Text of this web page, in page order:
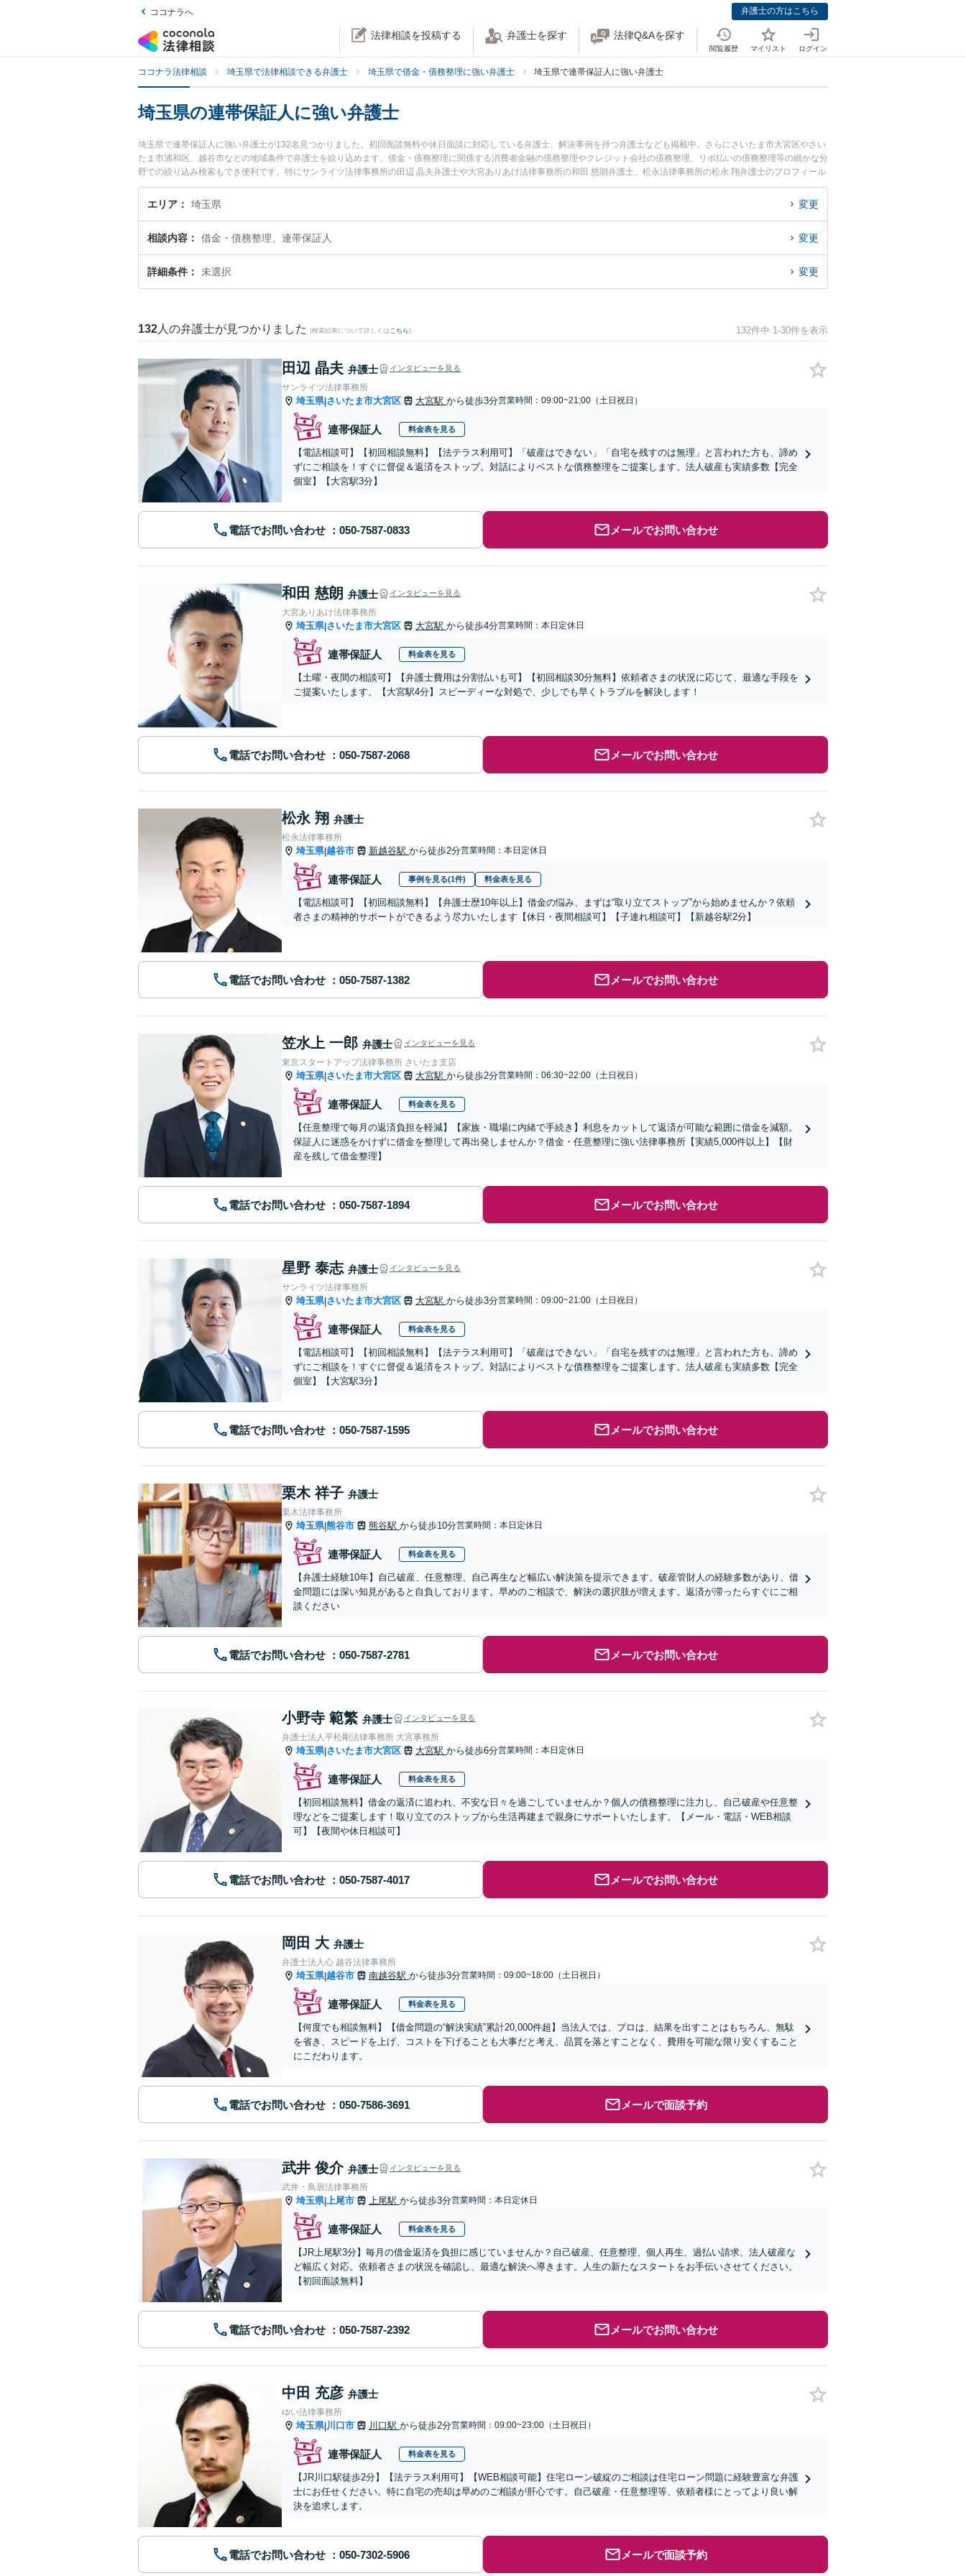
ココナラへ 弁護士の方はこちら
法律相談を投稿する 弁護士を探す 法律Q&Aを探す
閲覧履歴 マイリスト ログイン
ココナラ法律相談 埼玉県で法律相談できる弁護士 埼玉県で借金・債務整理に強い弁護士 埼玉県で連帯保証人に強い弁護士
埼玉県の連帯保証人に強い弁護士
埼玉県で連帯保証人に強い弁護士が132名見つかりました。初回面談無料や休日面談に対応している弁護士、解決事例を持つ弁護士なども掲載中。さらにさいたま市大宮区やさい
たま市浦和区、越谷市などの地域条件で弁護士を絞り込めます。借金・債務整理に関係する消費者金融の債務整理やクレジット会社の債務整理、リボ払いの債務整理等の細かな分
野での絞り込み検索もでき便利です。特にサンライツ法律事務所の田辺 晶夫弁護士や大宮ありあけ法律事務所の和田 慈朗弁護士、松永法律事務所の松永 翔弁護士のプロフィール
情報や弁護士費用、強みなどが注目されています。『埼玉県で土日や夜間に発生した連帯保証人のトラブルを今すぐに弁護士に相談したい』『連帯保証人のトラブル解決の実績豊
富な近くの弁護士を検索したい』『初回相談無料で連帯保証人を法律相談できる埼玉県内の弁護士に相談予約したい』などでお困りの相談者さんにおすすめです。
エリア 埼玉県 変更
相談内容 借金・債務整理、連帯保証人 変更
詳細条件 未選択 変更
132 人の弁護士が見つかりました (検索結果について詳しくは こちら) 132件中 1-30件を表示
田辺 晶夫 弁護士 インタビューを見る
サンライツ法律事務所
埼玉県|さいたま市大宮区 大宮駅 から徒歩3分営業時間：09:00~21:00（土日祝日）
連帯保証人 料金表を見る
【電話相談可】【初回相談無料】【法テラス利用可】「破産はできない」「自宅を残すのは無理」と言われた方も、諦め
ずにご相談を！すぐに督促＆返済をストップ。対話によりベストな債務整理をご提案します。法人破産も実績多数【完全
個室】【大宮駅3分】
電話でお問い合わせ メールでお問い合わせ
和田 慈朗 弁護士 インタビューを見る
大宮ありあけ法律事務所
埼玉県|さいたま市大宮区 大宮駅 から徒歩4分営業時間：本日定休日
連帯保証人 料金表を見る
【土曜・夜間の相談可】【弁護士費用は分割払いも可】【初回相談30分無料】依頼者さまの状況に応じて、最適な手段を
ご提案いたします。【大宮駅4分】スピーディーな対処で、少しでも早くトラブルを解決します！
電話でお問い合わせ メールでお問い合わせ
松永 翔 弁護士
松永法律事務所
埼玉県|越谷市 新越谷駅 から徒歩2分営業時間：本日定休日
連帯保証人 事例を見る(1件) 料金表を見る
【電話相談可】【初回相談無料】【弁護士歴10年以上】借金の悩み、まずは“取り立てストップ”から始めませんか？依頼
者さまの精神的サポートができるよう尽力いたします【休日・夜間相談可】【子連れ相談可】【新越谷駅2分】
電話でお問い合わせ メールでお問い合わせ
笠水上 一郎 弁護士 インタビューを見る
東京スタートアップ法律事務所 さいたま支店
埼玉県|さいたま市大宮区 大宮駅 から徒歩2分営業時間：06:30~22:00（土日祝日）
連帯保証人 料金表を見る
【任意整理で毎月の返済負担を軽減】【家族・職場に内緒で手続き】利息をカットして返済が可能な範囲に借金を減額。
保証人に迷惑をかけずに借金を整理して再出発しませんか？借金・任意整理に強い法律事務所【実績5,000件以上】【財
産を残して借金整理】
電話でお問い合わせ メールでお問い合わせ
星野 泰志 弁護士 インタビューを見る
サンライツ法律事務所
埼玉県|さいたま市大宮区 大宮駅 から徒歩3分営業時間：09:00~21:00（土日祝日）
連帯保証人 料金表を見る
【電話相談可】【初回相談無料】【法テラス利用可】「破産はできない」「自宅を残すのは無理」と言われた方も、諦め
ずにご相談を！すぐに督促＆返済をストップ。対話によりベストな債務整理をご提案します。法人破産も実績多数【完全
個室】【大宮駅3分】
電話でお問い合わせ メールでお問い合わせ
栗木 祥子 弁護士
栗木法律事務所
埼玉県|熊谷市 熊谷駅 から徒歩10分営業時間：本日定休日
連帯保証人 料金表を見る
【弁護士経験10年】自己破産、任意整理、自己再生など幅広い解決策を提示できます。破産管財人の経験多数があり、借
金問題には深い知見があると自負しております。早めのご相談で、解決の選択肢が増えます。返済が滞ったらすぐにご相
談ください
電話でお問い合わせ メールでお問い合わせ
小野寺 範繁 弁護士 インタビューを見る
弁護士法人平松剛法律事務所 大宮事務所
埼玉県|さいたま市大宮区 大宮駅 から徒歩6分営業時間：本日定休日
連帯保証人 料金表を見る
【初回相談無料】借金の返済に追われ、不安な日々を過ごしていませんか？個人の債務整理に注力し、自己破産や任意整
理などをご提案します！取り立てのストップから生活再建まで親身にサポートいたします。【メール・電話・WEB相談
可】【夜間や休日相談可】
電話でお問い合わせ メールでお問い合わせ
岡田 大 弁護士
弁護士法人心 越谷法律事務所
埼玉県|越谷市 南越谷駅 から徒歩3分営業時間：09:00~18:00（土日祝日）
連帯保証人 料金表を見る
【何度でも相談無料】【借金問題の“解決実績”累計20,000件超】当法人では、プロは、結果を出すことはもちろん、無駄
を省き、スピードを上げ、コストを下げることも大事だと考え、品質を落とすことなく、費用を可能な限り安くすること
にこだわります。
電話でお問い合わせ メールで面談予約
武井 俊介 弁護士 インタビューを見る
武井・鳥居法律事務所
埼玉県|上尾市 上尾駅 から徒歩3分営業時間：本日定休日
連帯保証人 料金表を見る
【JR上尾駅3分】毎月の借金返済を負担に感じていませんか？自己破産、任意整理、個人再生、過払い請求、法人破産な
ど幅広く対応。依頼者さまの状況を確認し、最適な解決へ導きます。人生の新たなスタートをお手伝いさせてください。
【初回面談無料】
電話でお問い合わせ メールでお問い合わせ
中田 充彦 弁護士
ゆい法律事務所
埼玉県|川口市 川口駅 から徒歩2分営業時間：09:00~23:00（土日祝日）
連帯保証人 料金表を見る
【JR川口駅徒歩2分】【法テラス利用可】【WEB相談可能】住宅ローン破綻のご相談は住宅ローン問題に経験豊富な弁護
士にお任せください。特に自宅の売却は早めのご相談が肝心です。自己破産・任意整理等、依頼者様にとってより良い解
決を追求します。
電話でお問い合わせ メールで面談予約